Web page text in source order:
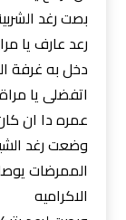
بصت رغد
رعد عارف يا
دخل به غرفة
اتفضلى يا
عمره دا ان
وضعت رغد
الممرضات
الاكراميه